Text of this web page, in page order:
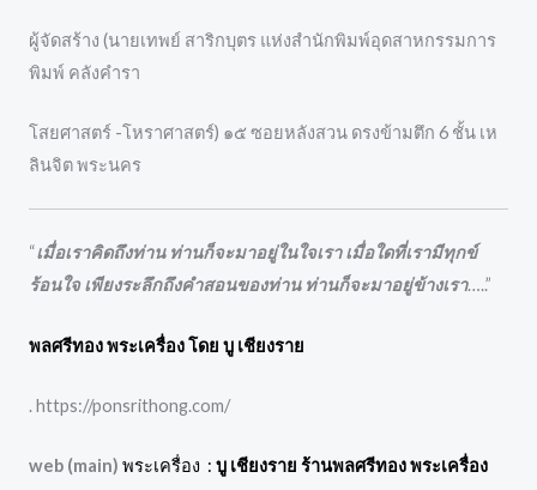
ผู้จัดสร้าง (นายเทพย์ สาริกบุตร แห่งสำนักพิมพ์อุดสาหกรรมการ
พิมพ์ คลังคำรา
โสยศาสตร์ -โหราศาสตร์) ๑๕ ซอยหลังสวน ดรงข้ามตึก 6 ชั้น เห
ลินจิต พระนคร
“เมื่อเราคิดถึงท่าน ท่านก็จะมาอยู่ในใจเรา เมื่อใดที่เรามีทุกข์
ร้อนใจ เพียงระลึกถึงคำสอนของท่าน ท่านก็จะมาอยู่ข้างเรา…..”
พลศรีทอง พระเครื่อง โดย บู เชียงราย
. https://ponsrithong.com/
web (main) พระเครื่อง : บู เชียงราย ร้านพลศรีทอง พระเครื่อง